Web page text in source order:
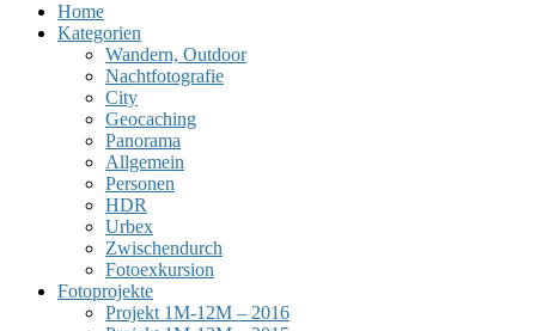
Home
Kategorien
Wandern, Outdoor
Nachtfotografie
City
Geocaching
Panorama
Allgemein
Personen
HDR
Urbex
Zwischendurch
Fotoexkursion
Fotoprojekte
Projekt 1M-12M – 2016